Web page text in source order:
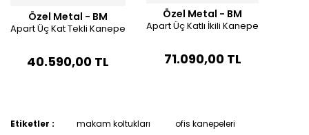
Özel Metal - BM
Apart Üç Kat Tekli Kanepe
40.590,00 TL
Özel Metal - BM
Apart Üç Katlı İkili Kanepe
71.090,00 TL
Etiketler : makam koltukları
ofis kanepeleri